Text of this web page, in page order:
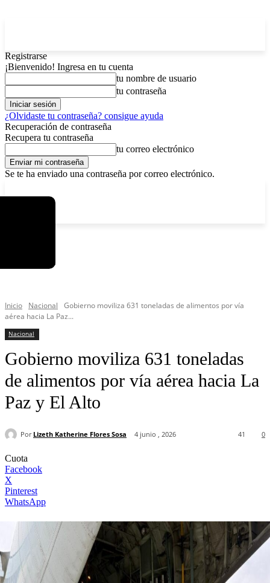
Registrarse
¡Bienvenido! Ingresa en tu cuenta
tu nombre de usuario
tu contraseña
¿Olvidaste tu contraseña? consigue ayuda
Recuperación de contraseña
Recupera tu contraseña
tu correo electrónico
Se te ha enviado una contraseña por correo electrónico.
Inicio Nacional
Gobierno moviliza 631 toneladas de alimentos por vía
aérea hacia La Paz...
Nacional
Gobierno moviliza 631 toneladas
de alimentos por vía aérea hacia La
Paz y El Alto
Por Lizeth Katherine Flores Sosa 4 junio , 2026 0
41
Cuota
Facebook
X
Pinterest
WhatsApp